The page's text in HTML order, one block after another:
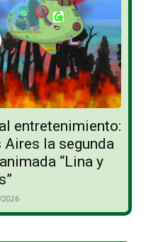
entretenimiento:
Aires la segunda
“Lina y